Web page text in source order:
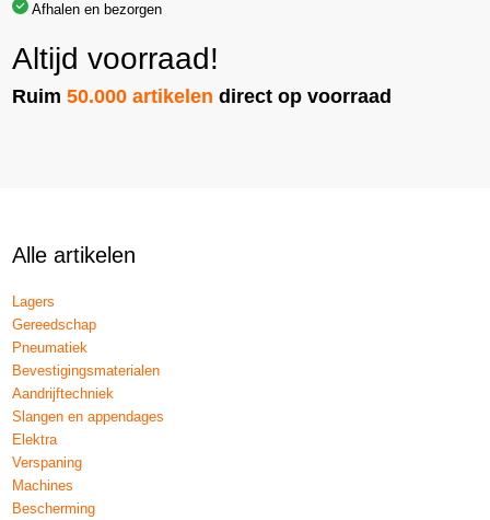
Afhalen en bezorgen
Altijd voorraad!
Ruim50.000 artikelen direct op voorraad
Alle artikelen
Lagers
Gereedschap
Pneumatiek
Bevestigingsmaterialen
Aandrijftechniek
Slangen en appendages
Elektra
Verspaning
Machines
Bescherming